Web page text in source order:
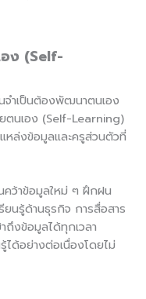
ง (Self-
จำเป็นต้องพัฒนาตนเอง
ตนเอง (Self-Learning)
หล่งข้อมูลและครูส่วนตัวที่
คว้าข้อมูลใหม่ ๆ ฝึกฝน
ยนรู้ด้านธุรกิจ การสื่อสาร
ถึงข้อมูลได้ทุกเวลา
ได้อย่างต่อเนื่องโดยไม่